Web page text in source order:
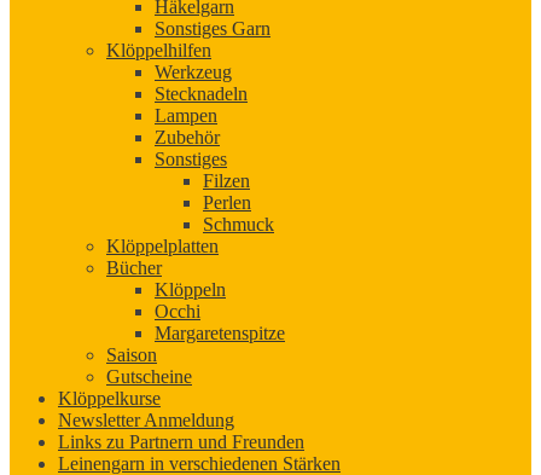
Häkelgarn
Sonstiges Garn
Klöppelhilfen
Werkzeug
Stecknadeln
Lampen
Zubehör
Sonstiges
Filzen
Perlen
Schmuck
Klöppelplatten
Bücher
Klöppeln
Occhi
Margaretenspitze
Saison
Gutscheine
Klöppelkurse
Newsletter Anmeldung
Links zu Partnern und Freunden
Leinengarn in verschiedenen Stärken